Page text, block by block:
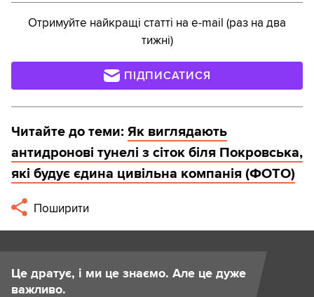
Отримуйте найкращі статті на e-mail (раз на два
тижні)
ПІДПИСАТИСЯ
Читайте до теми: Як виглядають
антидронові тунелі з сіток біля Покровська,
які будує єдина цивільна компанія (ФОТО)
Поширити
Це дратує, і ми це знаємо. Але це дуже
важливо.